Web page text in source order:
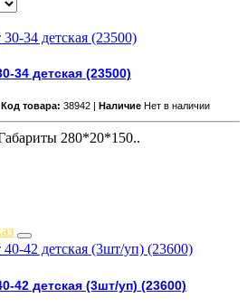
34 детская (23500)
Код товара: 38942 | Наличие Нет в наличии
280*20*150..
42 детская (3шт/уп) (23600)